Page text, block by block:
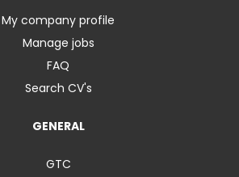
My company profile
Manage jobs
FAQ
Search CV's
GENERAL
GTC